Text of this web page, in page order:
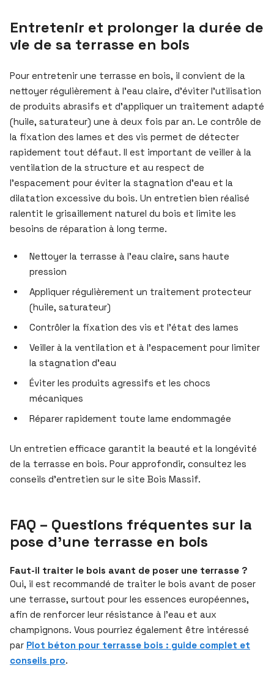
Entretenir et prolonger la durée de
vie de sa terrasse en bois
Pour entretenir une terrasse en bois, il convient de la
nettoyer régulièrement à l’eau claire, d’éviter l’utilisation
de produits abrasifs et d’appliquer un traitement adapté
(huile, saturateur) une à deux fois par an. Le contrôle de
la fixation des lames et des vis permet de détecter
rapidement tout défaut. Il est important de veiller à la
ventilation de la structure et au respect de
l’espacement pour éviter la stagnation d’eau et la
dilatation excessive du bois. Un entretien bien réalisé
ralentit le grisaillement naturel du bois et limite les
besoins de réparation à long terme.
Nettoyer la terrasse à l’eau claire, sans haute
pression
Appliquer régulièrement un traitement protecteur
(huile, saturateur)
Contrôler la fixation des vis et l’état des lames
Veiller à la ventilation et à l’espacement pour limiter
la stagnation d’eau
Éviter les produits agressifs et les chocs
mécaniques
Réparer rapidement toute lame endommagée
Un entretien efficace garantit la beauté et la longévité
de la terrasse en bois. Pour approfondir, consultez les
conseils d’entretien sur le site Bois Massif.
FAQ – Questions fréquentes sur la
pose d’une terrasse en bois
Faut-il traiter le bois avant de poser une terrasse ?
Oui, il est recommandé de traiter le bois avant de poser
une terrasse, surtout pour les essences européennes,
afin de renforcer leur résistance à l’eau et aux
champignons. Vous pourriez également être intéressé
par Plot béton pour terrasse bois : guide complet et
conseils pro.